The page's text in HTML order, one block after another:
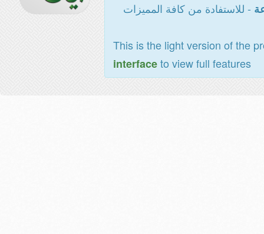
- للاستفادة من كافة المميزات
This is the light version of the
interfaceto view full features